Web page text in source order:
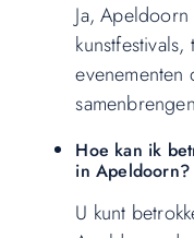
Ja,
evenementen
Hoe kan ik
in Apeldoorn?
U kunt